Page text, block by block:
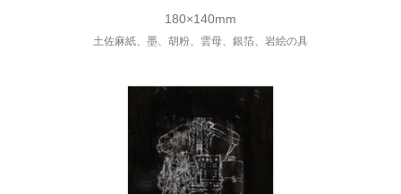
180×140mm
土佐麻紙、墨、胡粉、雲母、銀箔、岩絵の具